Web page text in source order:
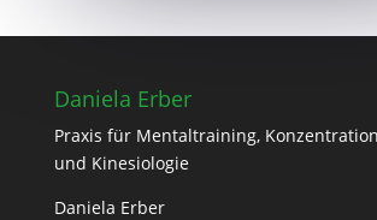
Daniela Erber
Praxis für Mentaltraining,
und Kinesiologie
Daniela Erber